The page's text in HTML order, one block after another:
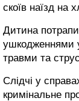
скоїв наїзд на
Дитина
ушкодженнями
травми та
Слідчі у
кримінальне